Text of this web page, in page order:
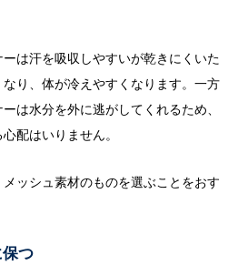
は汗を吸収しやすいが乾きにくいた
り、体が冷えやすくなります。一方
は水分を外に逃がしてくれるため、
配はいりません。
ッシュ素材のものを選ぶことをおす
つ